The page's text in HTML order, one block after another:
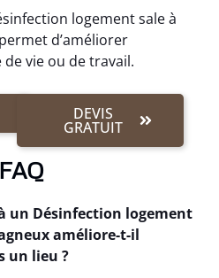
logement sale à
d’améliorer
vie ou de travail.
DEVIS
GRATUIT
FAQ
un Désinfection logement
améliore-t-il
un lieu ?